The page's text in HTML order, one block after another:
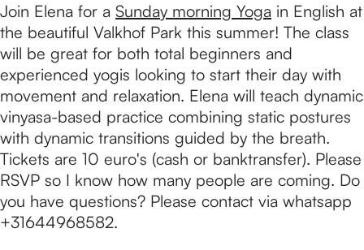
Join Elena for a Sunday morning Yoga in English at
the beautiful Valkhof Park this summer! The class
will be great for both total beginners and
experienced yogis looking to start their day with
movement and relaxation. Elena will teach dynamic
vinyasa-based practice combining static postures
with dynamic transitions guided by the breath.
Tickets are 10 euro's (cash or banktransfer). Please
RSVP so I know how many people are coming. Do
you have questions? Please contact via whatsapp
+31644968582.